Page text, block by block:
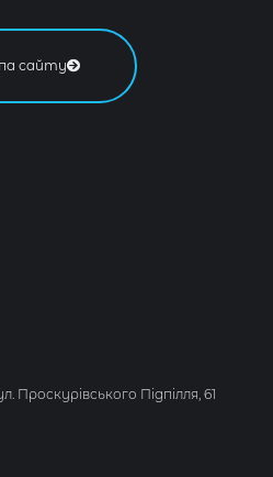
сайту
Проскурівського Підпілля, 61